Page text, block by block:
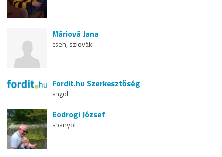
Máriová Jana
cseh, szlovák
Fordit.hu Szerkesztőség
angol
Bodrogi József
spanyol